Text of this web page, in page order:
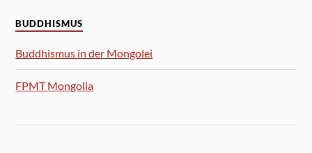
BUDDHISMUS
Buddhismus in der Mongolei
FPMT Mongolia